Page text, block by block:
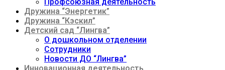
Дружина “Энергетик”
Дружина “Кэскил”
Детский сад “Лингва”
О дошкольном отделении
Сотрудники
Новости ДО “Лингва”